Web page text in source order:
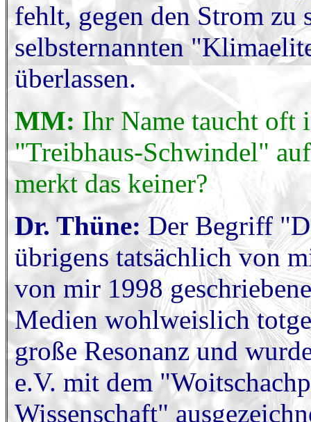
fehlt, gegen den Strom zu
selbsternannten
überlassen.
MM: Ihr Name taucht oft
"Treibhaus-Schwindel"
merkt das keiner?
Dr. Thüne:Der Begriff
übrigens tatsächlich von
von mir 1998
Medien wohlweislich
große Resonanz und
e.V. mit dem
Wissenschaft"